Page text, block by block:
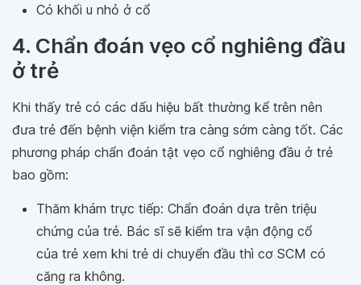
Có khối u nhỏ ở cổ
4. Chẩn đoán vẹo cổ nghiêng đầu
ở trẻ
Khi thấy trẻ có các dấu hiệu bất thường kể trên nên
đưa trẻ đến bệnh viện kiểm tra càng sớm càng tốt. Các
phương pháp chẩn đoán tật vẹo cổ nghiêng đầu ở trẻ
bao gồm:
Thăm khám trực tiếp: Chẩn đoán dựa trên triệu
chứng của trẻ. Bác sĩ sẽ kiểm tra vận động cổ
của trẻ xem khi trẻ di chuyển đầu thì cơ SCM có
căng ra không.